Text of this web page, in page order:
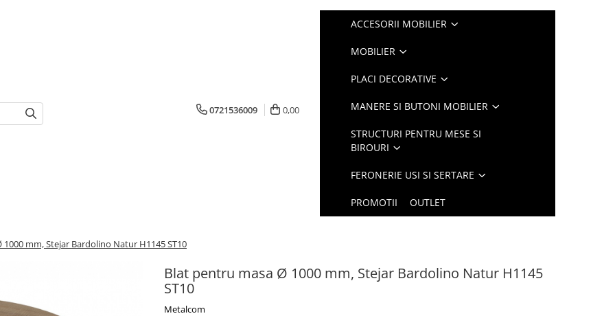
0721536009 0,00
ACCESORII MOBILIER
MOBILIER
PLACI DECORATIVE
MANERE SI BUTONI MOBILIER
STRUCTURI PENTRU MESE SI
BIROURI
FERONERIE USI SI SERTARE
PROMOTII OUTLET
mm, Stejar Bardolino Natur H1145 ST10
Blat pentru masa Ø 1000 mm, Stejar Bardolino Natur H1145
ST10
Metalcom